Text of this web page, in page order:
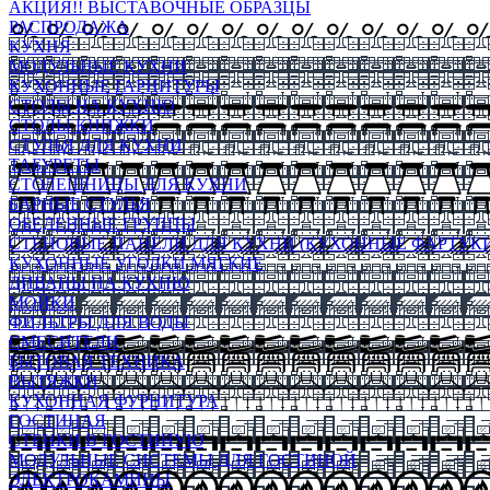
АКЦИЯ!! ВЫСТАВОЧНЫЕ ОБРАЗЦЫ
РАСПРОДАЖА
КУХНЯ
МОДУЛЬНЫЕ КУХНИ
КУХОННЫЕ ГАРНИТУРЫ
СТОЛЫ НА КУХНЮ
СТОЛЫ КНИЖКИ
СТУЛЬЯ ДЛЯ КУХНИ
ТАБУРЕТЫ
СТОЛЕШНИЦЫ ДЛЯ КУХНИ
БАРНЫЕ СТУЛЬЯ
ОБЕДЕННЫЕ ГРУППЫ
СТЕНОВЫЕ ПАНЕЛИ ДЛЯ КУХНИ (КУХОННЫЕ
КУХОННЫЕ УГОЛКИ МЯГКИЕ
ДИВАНЫ НА КУХНЮ
МОЙКИ
ФИЛЬТРЫ ДЛЯ ВОДЫ
СМЕСИТЕЛИ
БЫТОВАЯ ТЕХНИКА
ВЫТЯЖКИ
КУХОННАЯ ФУРНИТУРА
ГОСТИНАЯ
СТЕНКИ В ГОСТИНУЮ
МОДУЛЬНЫЕ СИСТЕМЫ ДЛЯ ГОСТИНОЙ
ЭЛЕКТРОКАМИНЫ